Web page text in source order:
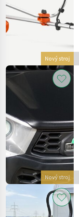
Nový stroj
Nový stroj